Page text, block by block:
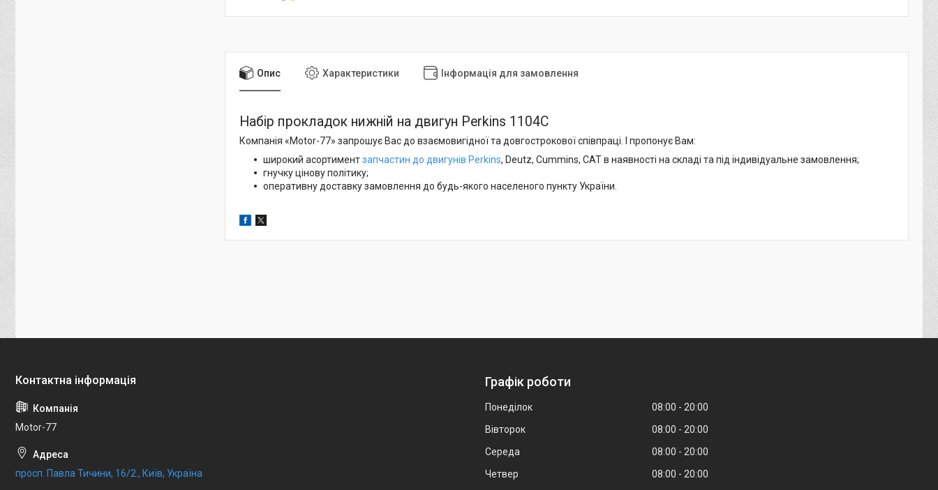
Опис Характеристики Інформація для замовлення
Набір прокладок нижній на двигун Perkins 1104С
Компанія «Motor-77» запрошує Вас до взаємовигідної та довгострокової співпраці. І пропонує Вам:
широкий асортиментзапчастин до двигунів Perkins, Deutz, Cummins, CAT в наявності на складі та під індивідуальне замовлення;
гнучку цінову політику;
оперативну доставку замовлення до будь-якого населеного пункту України.
Motor-77
просп. Павла Тичини, 16/2., Київ, Україна
Графік роботи
Понеділок 08:00
20:00
Вівторок
08:00
20:00
Середа
08:00
20:00
Четвер
08:00
20:00